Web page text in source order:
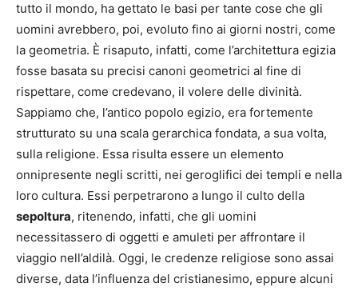
tutto il mondo, ha gettato le basi per tante cose che gli
uomini avrebbero, poi, evoluto fino ai giorni nostri, come
la geometria. È risaputo, infatti, come l’architettura egizia
fosse basata su precisi canoni geometrici al fine di
rispettare, come credevano, il volere delle divinità.
Sappiamo che, l’antico popolo egizio, era fortemente
strutturato su una scala gerarchica fondata, a sua volta,
sulla religione. Essa risulta essere un elemento
onnipresente negli scritti, nei geroglifici dei templi e nella
loro cultura. Essi perpetrarono a lungo il culto della
sepoltura, ritenendo, infatti, che gli uomini
necessitassero di oggetti e amuleti per affrontare il
viaggio nell’aldilà. Oggi, le credenze religiose sono assai
diverse, data l’influenza del cristianesimo, eppure alcuni